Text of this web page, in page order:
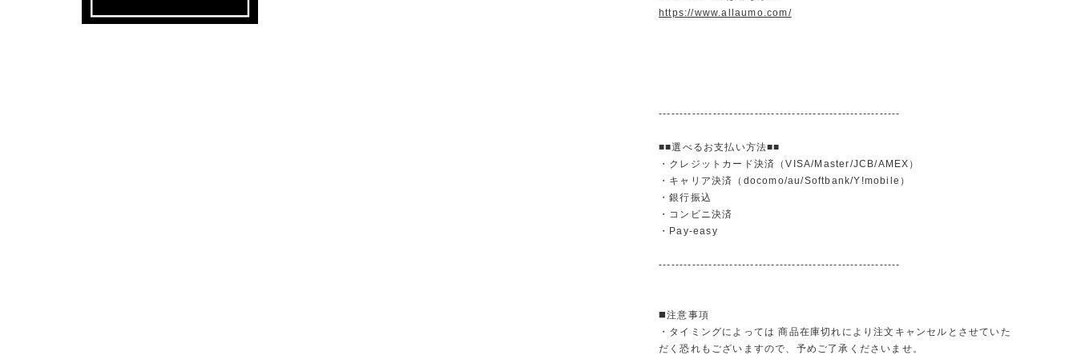
https://www.allaumo.com/
----------------------------------------------------------
■■選べるお支払い方法■■
・クレジットカード決済（VISA/Master/JCB/AMEX）
・キャリア決済（docomo/au/Softbank/Y!mobile）
・銀行振込
・コンビニ決済
・Pay-easy
----------------------------------------------------------
◼️注意事項
・タイミングによっては 商品在庫切れにより注文キャンセルとさせていた
だく恐れもございますので、予めご了承くださいませ。